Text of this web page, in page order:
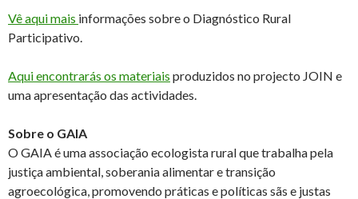
Vê aqui mais informações sobre o Diagnóstico Rural
Participativo.
Aqui encontrarás os materiais produzidos no projecto JOIN e
uma apresentação das actividades.
Sobre o GAIA
O GAIA é uma associação ecologista rural que trabalha pela
justiça ambiental, soberania alimentar e transição
agroecológica, promovendo práticas e políticas sãs e justas